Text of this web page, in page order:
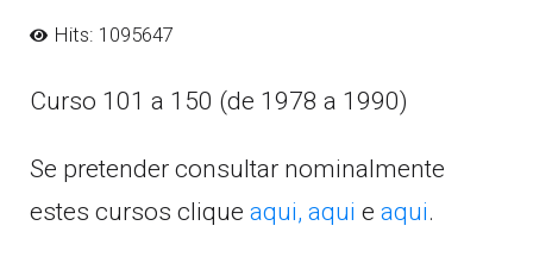
Hits: 1095647
Curso 101 a 150 (de 1978 a 1990)
Se pretender consultar nominalmente
estes cursos clique aqui, aqui e aqui.